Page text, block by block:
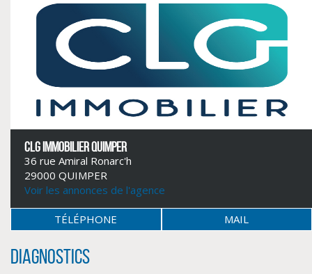
CLIQUER ICI POUR AGRANDIR
CLG IMMOBILIER QUIMPER
36 rue Amiral Ronarc'h
29000 QUIMPER
Voir les annonces de l'agence
TÉLÉPHONE MAIL
Diagnostics